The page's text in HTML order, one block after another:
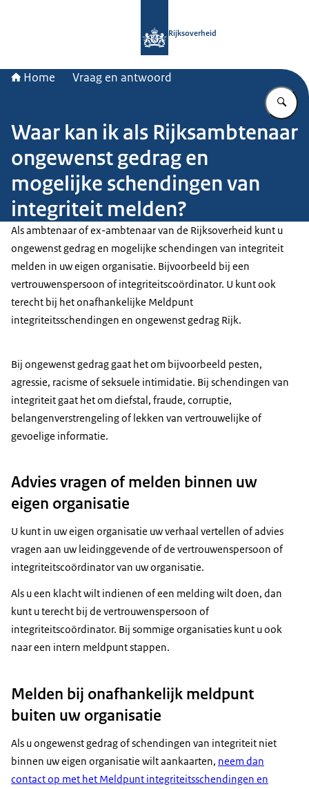
Rijksoverheid
Home Vraag en antwoord
Waar kan ik als Rijksambtenaar
ongewenst gedrag en
mogelijke schendingen van
integriteit melden?
Als ambtenaar of ex-ambtenaar van de Rijksoverheid kunt u
ongewenst gedrag en mogelijke schendingen van integriteit
melden in uw eigen organisatie. Bijvoorbeeld bij een
vertrouwenspersoon of integriteitscoördinator. U kunt ook
terecht bij het onafhankelijke Meldpunt
integriteitsschendingen en ongewenst gedrag Rijk.
Bij ongewenst gedrag gaat het om bijvoorbeeld pesten,
agressie, racisme of seksuele intimidatie. Bij schendingen van
integriteit gaat het om diefstal, fraude, corruptie,
belangenverstrengeling of lekken van vertrouwelijke of
gevoelige informatie.
Advies vragen of melden binnen uw
eigen organisatie
U kunt in uw eigen organisatie uw verhaal vertellen of advies
vragen aan uw leidinggevende of de vertrouwenspersoon of
integriteitscoördinator van uw organisatie.
Als u een klacht wilt indienen of een melding wilt doen, dan
kunt u terecht bij de vertrouwenspersoon of
integriteitscoördinator. Bij sommige organisaties kunt u ook
naar een intern meldpunt stappen.
Melden bij onafhankelijk meldpunt
buiten uw organisatie
Als u ongewenst gedrag of schendingen van integriteit niet
binnen uw eigen organisatie wilt aankaarten, neem dan
contact op met het Meldpunt integriteitsschendingen en